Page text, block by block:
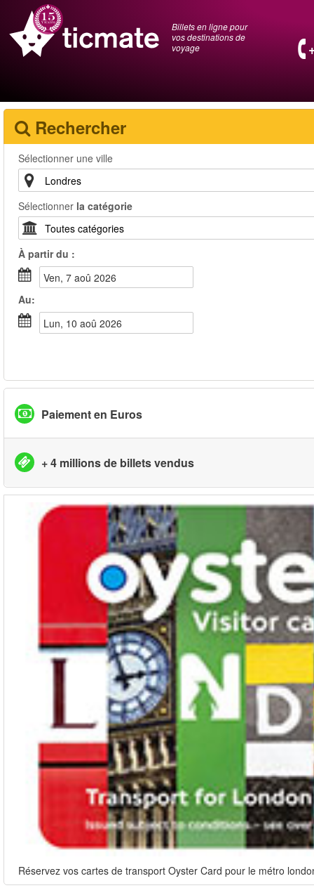
Billets en ligne pour
vos destinations de
voyage
Rechercher
Sélectionner une ville
Sélectionner la catégorie
À partir du :
ven, 7 aoû 2026
Au:
lun, 10 aoû 2026
Paiement en Euros
+ 4 millions de billets vendus
Réservez vos cartes de transport Oyster Card pour le métro